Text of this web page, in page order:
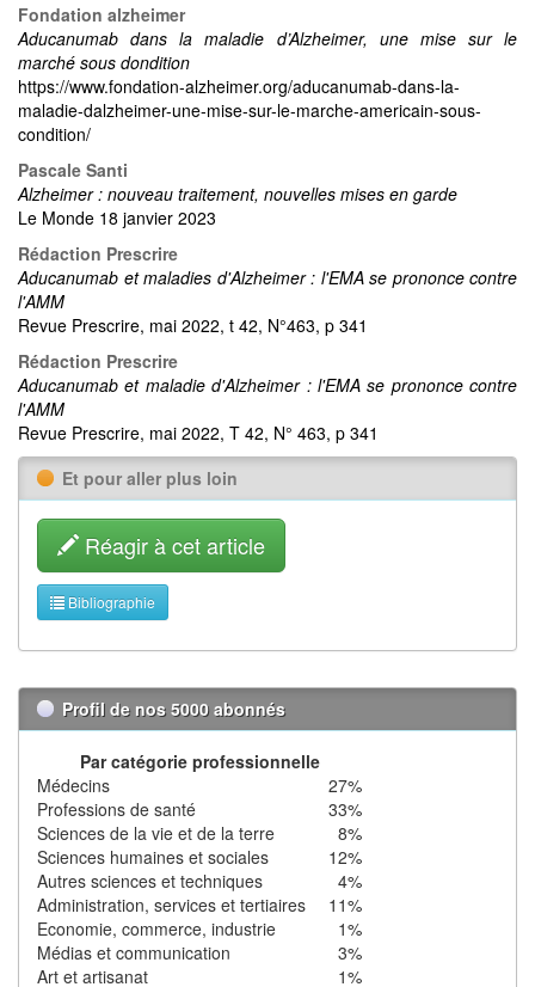
Fondation alzheimer
Aducanumab dans la maladie d’Alzheimer, une mise sur le
marché sous dondition
https://www.fondation-alzheimer.org/aducanumab-dans-la-
maladie-dalzheimer-une-mise-sur-le-marche-americain-sous-
condition/
Pascale Santi
Alzheimer : nouveau traitement, nouvelles mises en garde
Le Monde 18 janvier 2023
Rédaction Prescrire
Aducanumab et maladies d'Alzheimer : l'EMA se prononce contre
l'AMM
Revue Prescrire, mai 2022, t 42, N°463, p 341
Rédaction Prescrire
Aducanumab et maladie d'Alzheimer : l'EMA se prononce contre
l'AMM
Revue Prescrire, mai 2022, T 42, N° 463, p 341
Et pour aller plus loin
Réagir à cet article
Bibliographie
Profil de nos 5000 abonnés
Par catégorie professionnelle
Médecins
27%
Professions de santé
33%
Sciences de la vie et de la terre
8%
Sciences humaines et sociales
12%
Autres sciences et techniques
4%
Administration, services et tertiaires
11%
Economie, commerce, industrie
1%
Médias et communication
3%
Art et artisanat
1%